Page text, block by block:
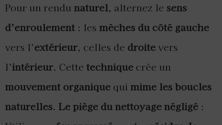
Pour un rendu naturel, alternez le sens
d’enroulement : les mèches du côté gauche
vers l’extérieur, celles de droitevers
l’intérieur. Cette technique crée un
mouvement organique qui mime les boucles
naturelles. Le piège du nettoyage négligé :